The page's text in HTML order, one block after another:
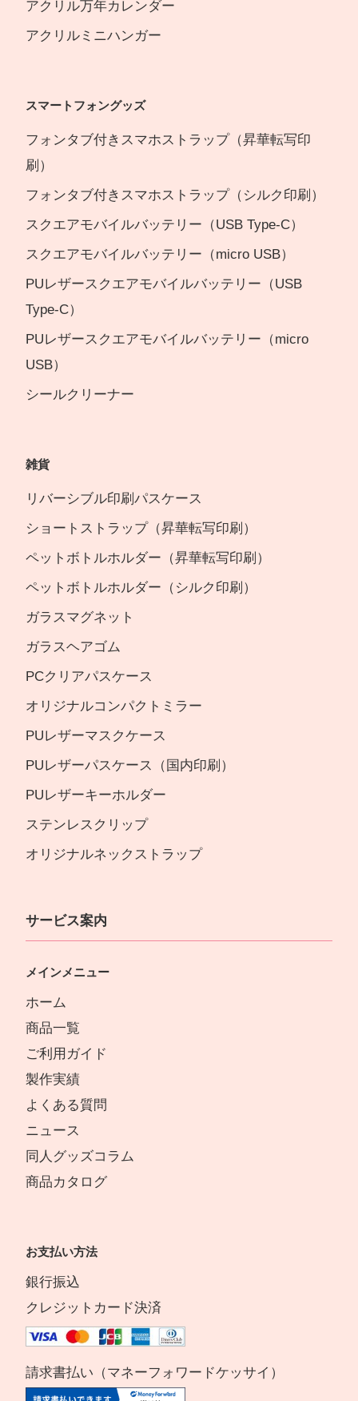
アクリル万年カレンダー
アクリルミニハンガー
スマートフォングッズ
フォンタブ付きスマホストラップ（昇華転写印
刷）
フォンタブ付きスマホストラップ（シルク印刷）
スクエアモバイルバッテリー（USB Type-C）
スクエアモバイルバッテリー（micro USB）
PUレザースクエアモバイルバッテリー（USB
Type-C）
PUレザースクエアモバイルバッテリー（micro
USB）
シールクリーナー
雑貨
リバーシブル印刷パスケース
ショートストラップ（昇華転写印刷）
ペットボトルホルダー（昇華転写印刷）
ペットボトルホルダー（シルク印刷）
ガラスマグネット
ガラスヘアゴム
PCクリアパスケース
オリジナルコンパクトミラー
PUレザーマスクケース
PUレザーパスケース（国内印刷）
PUレザーキーホルダー
ステンレスクリップ
オリジナルネックストラップ
サービス案内
メインメニュー
ホーム
商品一覧
ご利用ガイド
製作実績
よくある質問
ニュース
同人グッズコラム
商品カタログ
お支払い方法
銀行振込
クレジットカード決済
請求書払い（マネーフォワードケッサイ）